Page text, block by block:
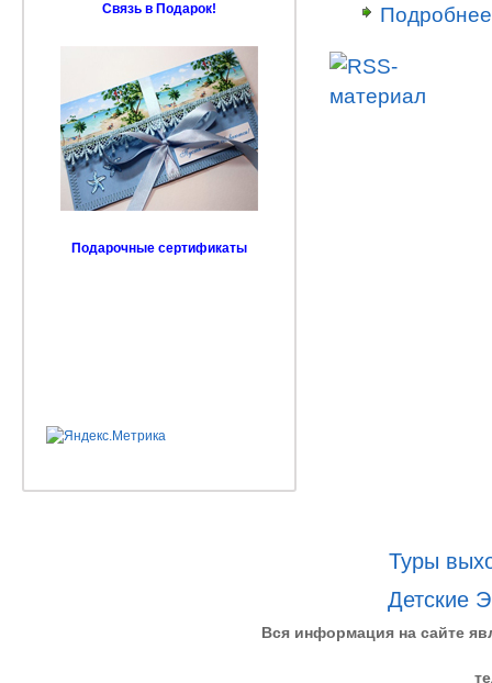
Подробнее
Связь в Подарок!
Подарочные сертификаты
Туры
Детские
Вся информация на сайте